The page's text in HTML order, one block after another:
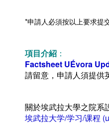
​*申請人必須按以上要求提
項目介紹 ：
Factsheet UÉvora
請留意，申請人須提供
關於埃武拉大學之院系
埃武拉大学/学习/课程